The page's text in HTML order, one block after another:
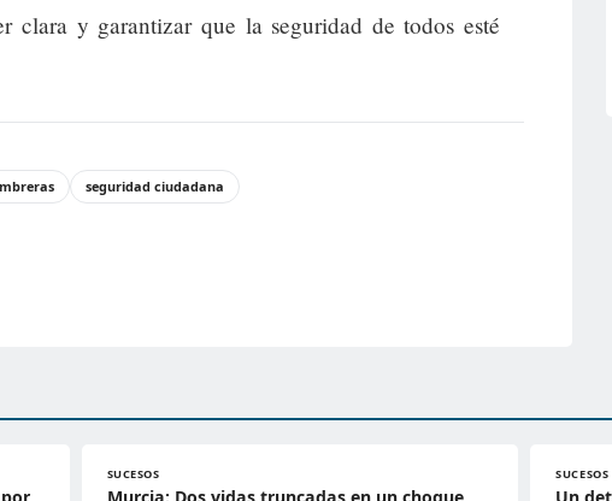
clara y garantizar que la seguridad de todos esté
seguridad ciudadana
SUCESOS SUCESOS